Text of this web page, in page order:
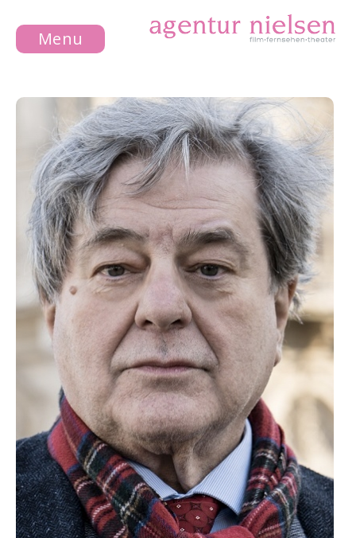
Menu
ACTOR
ABOUT US
CONTACT
LEGAL
NOTICE
DATA
PROTECTION
DE
EN